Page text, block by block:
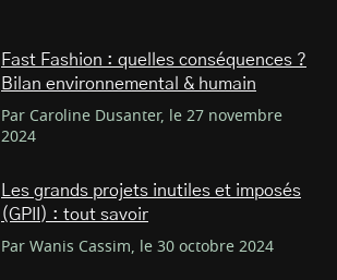
Fast Fashion : quelles conséquences ?
Bilan environnemental & humain
Par Caroline Dusanter, le 27 novembre
2024
Les grands projets inutiles et imposés
(GPII) : tout savoir
Par Wanis Cassim, le 30 octobre 2024